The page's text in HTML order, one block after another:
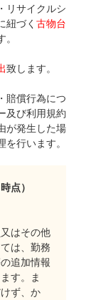
リサイクルシ
紐づく 古物台
致します。
賠償行為につ
及び利用規約
が発生した場
行います。
点）
はその他
は、勤務
追加情報
す。ま
ず、か